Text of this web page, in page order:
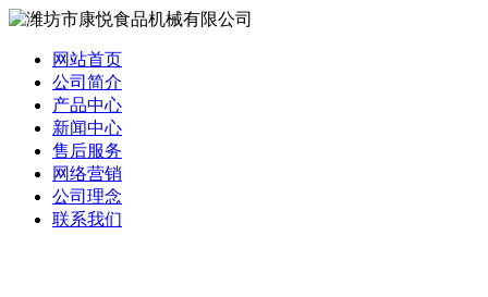
网站首页
公司简介
产品中心
新闻中心
售后服务
网络营销
公司理念
联系我们